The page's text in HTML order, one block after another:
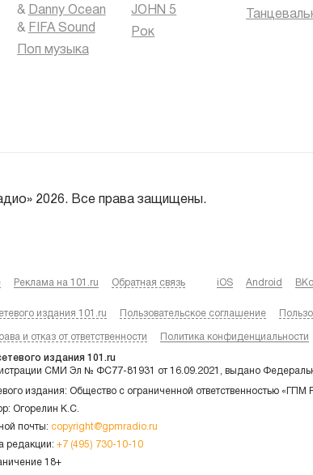
& Danny Ocean
& FIFA Sound
Поп музыка
JOHN 5
Рок
2026. Все права защищены.
Реклама на 101.ru Обратная связь iOS Android
издания 101.ru Пользовательское соглашение
и отказ от ответственности Политика конфиденциальности
издания 101.ru
СМИ Эл № ФС77-81931 от 16.09.2021, выдано
издания: Общество с ограниченной ответственностью «ГПМ
Огорелин К.С.
почты: copyright@gpmradio.ru
редакции: +7 (495) 730-10-10
18+